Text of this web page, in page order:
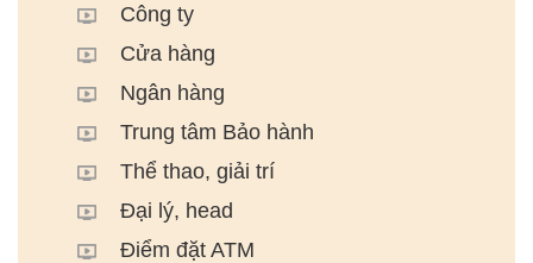
Công ty
Cửa hàng
Ngân hàng
Trung tâm Bảo hành
Thể thao, giải trí
Đại lý, head
Điểm đặt ATM